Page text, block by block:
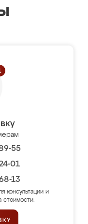
55
01
13
консультации и
стоимости.